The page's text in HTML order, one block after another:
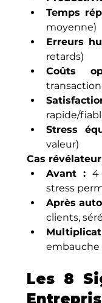
Temps
moyenne)
Erreurs
retards)
Coûts
transaction
rapide/
Stress
valeur)
Cas
Avant : 4
stress
Après
clients,
embauche
Les 8